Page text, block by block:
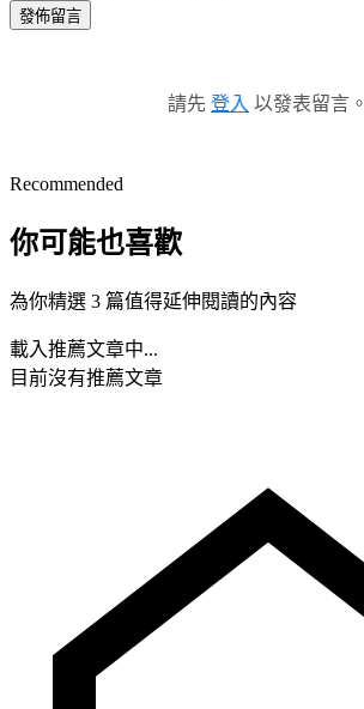
發佈留言
請先 登入 以發表留言。
Recommended
你可能也喜歡
為你精選 3 篇值得延伸閱讀的內容
載入推薦文章中...
目前沒有推薦文章